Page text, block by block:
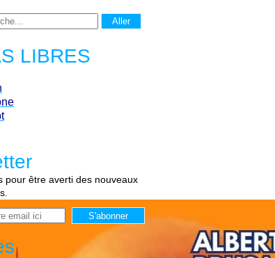
LIBRES
pour être averti des nouveaux